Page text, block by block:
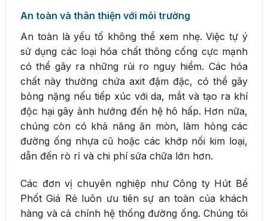
An toàn và thân thiện với môi trường
An toàn là yếu tố không thể xem nhẹ. Việc tự ý
sử dụng các loại hóa chất thông cống cực mạnh
có thể gây ra những rủi ro nguy hiểm. Các hóa
chất này thường chứa axit đậm đặc, có thể gây
bỏng nặng nếu tiếp xúc với da, mắt và tạo ra khí
độc hại gây ảnh hưởng đến hệ hô hấp. Hơn nữa,
chúng còn có khả năng ăn mòn, làm hỏng các
đường ống nhựa cũ hoặc các khớp nối kim loại,
dẫn đến rò rỉ và chi phí sửa chữa lớn hơn.
Các đơn vị chuyên nghiệp như Công ty Hút Bể
Phốt Giá Rẻ luôn ưu tiên sự an toàn của khách
hàng và cả chính hệ thống đường ống. Chúng tôi